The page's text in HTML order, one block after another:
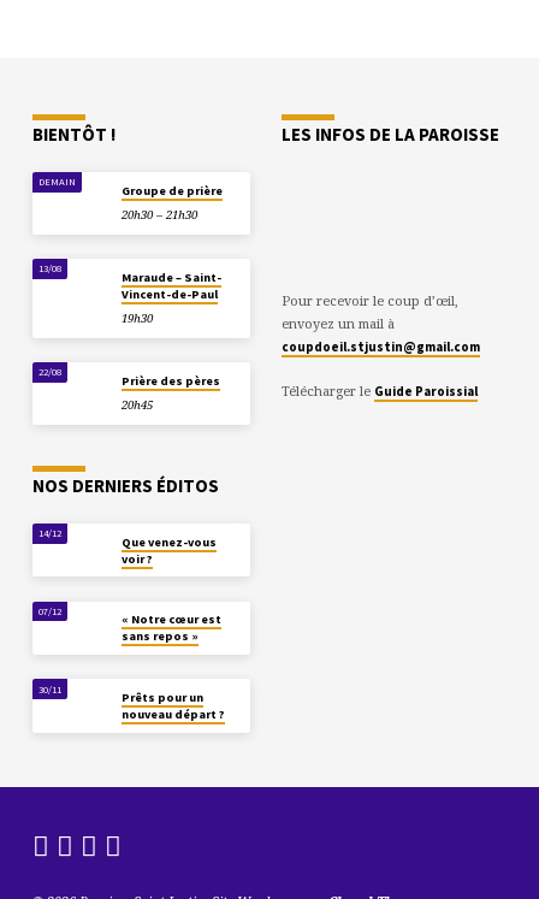
BIENTÔT !
DEMAIN
Groupe de prière
20h30 – 21h30
13/08
Maraude – Saint-
Vincent-de-Paul
19h30
22/08
Prière des pères
20h45
LES INFOS DE LA PAROISSE
Pour recevoir le coup d’œil,
envoyez un mail à
coupdoeil.stjustin@gmail.com
Télécharger le Guide Paroissial
NOS DERNIERS ÉDITOS
14/12
Que venez-vous
voir ?
07/12
« Notre cœur est
sans repos »
30/11
Prêts pour un
nouveau départ ?